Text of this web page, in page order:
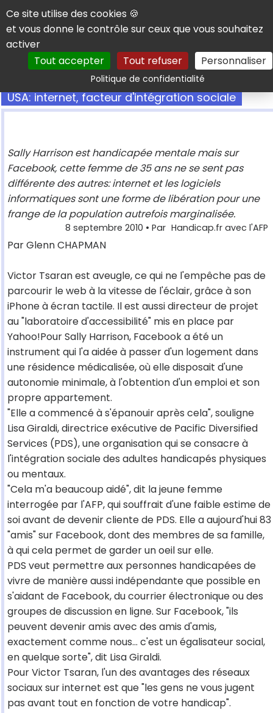
Panneau de gestion des cookies
Ce site utilise des cookies 🍪
et vous donne le contrôle sur ceux que vous souhaitez
activer
Tout accepter
Tout refuser Personnaliser
Politique de confidentialitéRechercher
USA: internet, facteur d'intégration sociale
Sally Harrison est handicapée mentale mais sur
Facebook, cette femme de 35 ans ne se sent pas
différente des autres: internet et les logiciels
informatiques sont une forme de libération pour une
frange de la population autrefois marginalisée.
8 septembre 2010 • Par Handicap.fr avec l'AFP
Par Glenn CHAPMAN
Victor Tsaran est aveugle, ce qui ne l'empêche pas de
parcourir le web à la vitesse de l'éclair, grâce à son
iPhone à écran tactile. Il est aussi directeur de projet
au "laboratoire d'accessibilité" mis en place par
Yahoo!Pour Sally Harrison, Facebook a été un
instrument qui l'a aidée à passer d'un logement dans
une résidence médicalisée, où elle disposait d'une
autonomie minimale, à l'obtention d'un emploi et son
propre appartement.
"Elle a commencé à s'épanouir après cela", souligne
Lisa Giraldi, directrice exécutive de Pacific Diversified
Services (PDS), une organisation qui se consacre à
l'intégration sociale des adultes handicapés physiques
ou mentaux.
"Cela m'a beaucoup aidé", dit la jeune femme
interrogée par l'AFP, qui souffrait d'une faible estime de
soi avant de devenir cliente de PDS. Elle a aujourd'hui 83
"amis" sur Facebook, dont des membres de sa famille,
à qui cela permet de garder un oeil sur elle.
PDS veut permettre aux personnes handicapées de
vivre de manière aussi indépendante que possible en
s'aidant de Facebook, du courrier électronique ou des
groupes de discussion en ligne. Sur Facebook, "ils
peuvent devenir amis avec des amis d'amis,
exactement comme nous... c'est un égalisateur social,
en quelque sorte", dit Lisa Giraldi.
Pour Victor Tsaran, l'un des avantages des réseaux
sociaux sur internet est que "les gens ne vous jugent
pas avant tout en fonction de votre handicap".